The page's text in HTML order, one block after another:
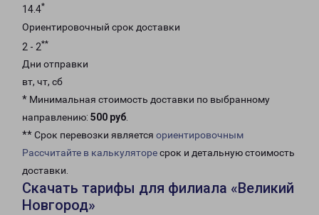
14.4*
Ориентировочный срок доставки
2 - 2**
Дни отправки
вт, чт, сб
* Минимальная стоимость доставки по выбранному
направлению: 500 руб.
** Срок перевозки является ориентировочным
Рассчитайте в калькуляторесрок и детальную стоимость
доставки.
Скачать тарифы для филиала «Великий
Новгород»